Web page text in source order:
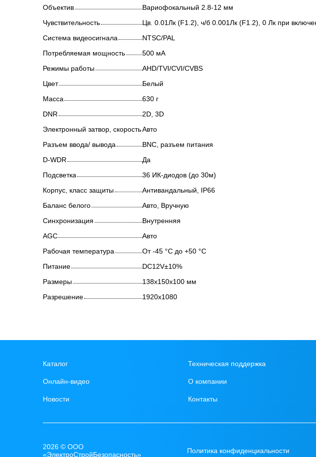
Объектив
Вариофокальный 2.8-12 мм
Чувствительность
Цв. 0.01Лк (F1.2), ч/б 0.001Лк (F1.2), 0 Лк при
Система видеосигнала
NTSC/PAL
Потребляемая мощность
500 мА
Режимы работы
AHD/TVI/CVI/CVBS
Цвет
Белый
Масса
630 г
DNR
2D, 3D
Электронный затвор, скоростьАвто
Разъем ввода/ вывода
BNC, разъем питания
D-WDR
Да
Подсветка
36 ИК-диодов (до 30м)
Корпус, класс защиты
Антивандальный, IP66
Баланс белого
Авто, Вручную
Синхронизация
Внутренняя
AGC
Авто
Рабочая температура
От -45 °С до +50 °С
Питание
DC12V±10%
Размеры
138х150х100 мм
Разрешение
1920x1080
Каталог Техническая поддержка
Онлайн-видео О компании
Новости Контакты
2026 © ООО
«ЭлектроСтройБезопасность»
Политика конфиденциальности